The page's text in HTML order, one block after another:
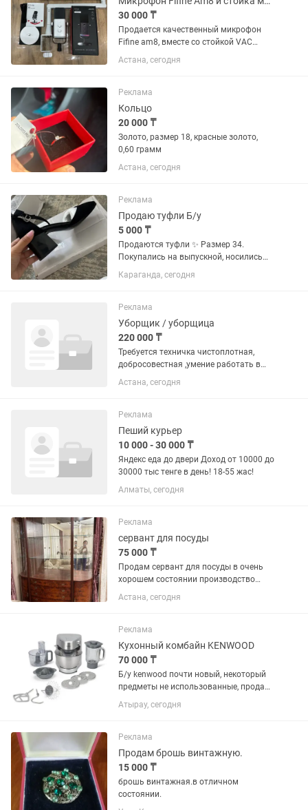
30 000 ₸
Продается качественный микрофон
Fifine am8, вместе со стойкой VAC
BM88 Вся комплектация микрофона
присутствует, документы, коробка,
работает идеально, состояние все...
Астана, сегодня
Реклама
Кольцо
20 000 ₸
Золото, размер 18, красные золото,
0,60 грамм
Астана, сегодня
Реклама
Продаю туфли Б/у
5 000 ₸
Продаются туфли ✨ Размер 34.
Покупались на выпускной, носились
всего 3 раза. В отличном состоянии,
без дефектов. Очень удобный
подойдут девушкам с маленьким
размером...
Караганда, сегодня
Реклама
Уборщик / уборщица
220 000 ₸
Требуется техничка чистоплотная,
добросовестная ,умение работать в
коллективе ,выполнять все
задания,соблюдать правила по
правила внутреннего
распорядка,режима труда
Астана, сегодня
Реклама
Пеший курьер
10 000 - 30 000 ₸
Яндекс еда до двери Доход от 10000 до
30000 тыс тенге в день! 18-55 жас!
Алматы, сегодня
Реклама
сервант для посуды
75 000 ₸
Продам сервант для посуды в очень
хорошем состоянии производство
Россия. Торг.
Астана, сегодня
Реклама
Кухонный комбайн KENWOOD
70 000 ₸
Б/у kenwood почти новый, некоторый
предметы не использованные, продаю
так как купил новую, есть блендер,
соковыжималка
Атырау, сегодня
Реклама
Продам брошь винтажную.
15 000 ₸
брошь винтажная.в отличном
состоянии.